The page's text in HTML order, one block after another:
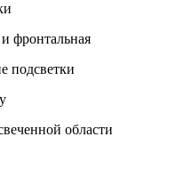
фронтальная
подсветки
области